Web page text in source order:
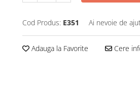
Cod Produs: E351 Ai nevoie de
Adauga la Favorite Cere